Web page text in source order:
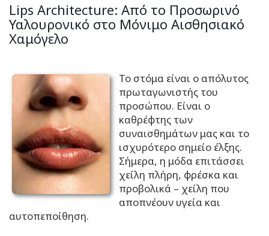
Lips Architecture: Από το Προσωρινό
Υαλουρονικό στο Μόνιμο Αισθησιακό
Χαμόγελο
Το στόμα είναι ο απόλυτος
πρωταγωνιστής του
προσώπου. Είναι ο
καθρέφτης των
συναισθημάτων μας και το
ισχυρότερο σημείο έλξης.
Σήμερα, η μόδα επιτάσσει
χείλη πλήρη, φρέσκα και
προβολικά – χείλη που
αποπνέουν υγεία και
αυτοπεποίθηση.